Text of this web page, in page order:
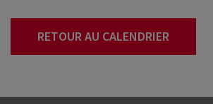
RETOUR AU CALENDRIER